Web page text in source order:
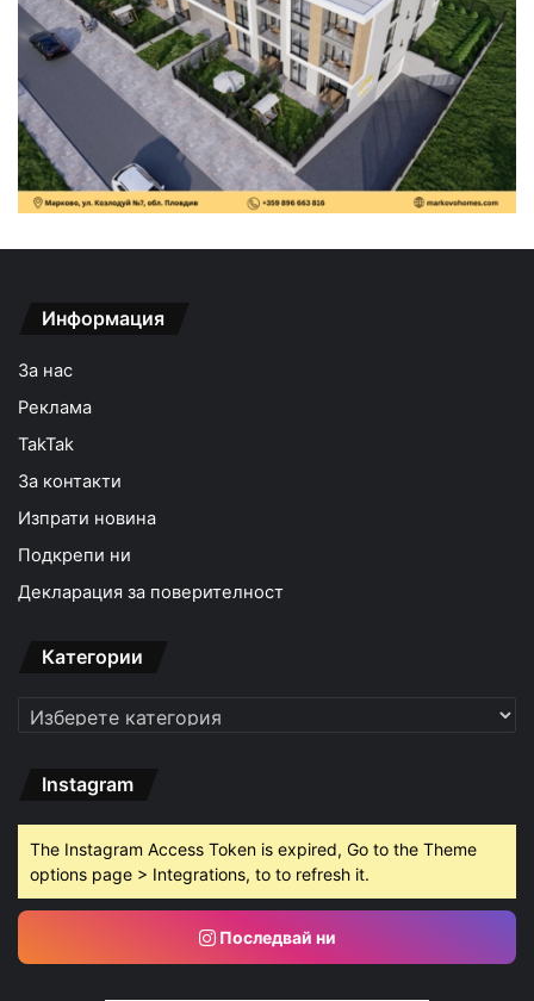
Информация
За нас
Реклама
TakTak
За контакти
Изпрати новина
Подкрепи ни
Декларация за поверителност
Категории
Категории
Instagram
The Instagram Access Token is expired, Go to the Theme
options page > Integrations, to to refresh it.
Последвай ни